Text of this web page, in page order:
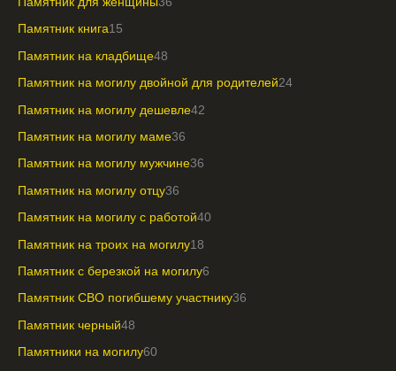
Памятник книга15
Памятник на кладбище48
Памятник на могилу двойной для родителей24
Памятник на могилу дешевле42
Памятник на могилу маме36
Памятник на могилу мужчине36
Памятник на могилу отцу36
Памятник на могилу с работой40
Памятник на троих на могилу18
Памятник с березкой на могилу6
Памятник СВО погибшему участнику36
Памятник черный48
Памятники на могилу60